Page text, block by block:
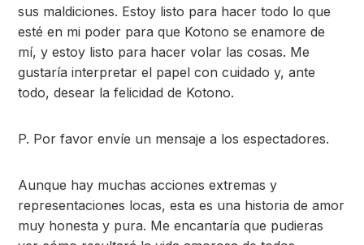
sus maldiciones. Estoy listo para hacer todo lo que
esté en mi poder para que Kotono se enamore de
mí, y estoy listo para hacer volar las cosas. Me
gustaría interpretar el papel con cuidado y, ante
todo, desear la felicidad de Kotono.
P. Por favor envíe un mensaje a los espectadores.
Aunque hay muchas acciones extremas y
representaciones locas, esta es una historia de amor
muy honesta y pura. Me encantaría que pudieras